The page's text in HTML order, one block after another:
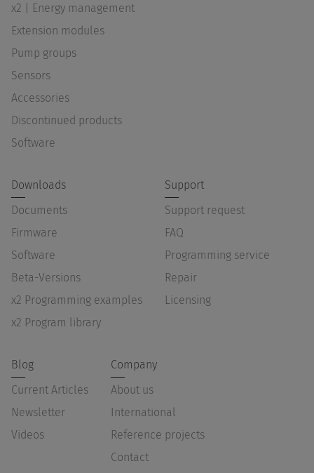
x2 | Energy management
Extension modules
Pump groups
Sensors
Accessories
Discontinued products
Software
Downloads
Documents
Firmware
Software
Beta-Versions
x2 Programming examples
x2 Program library
Support
Support request
FAQ
Programming service
Repair
Licensing
Blog
Current Articles
Newsletter
Videos
Company
About us
International
Reference projects
Contact